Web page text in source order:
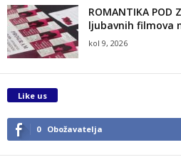
ROMANTIKA POD
ljubavnih filmova
kol 9, 2026
Like us
0 Obožavatelja